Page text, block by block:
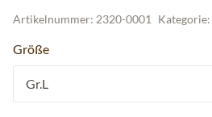
Artikelnummer: 2320-0001 Kategorie:
Größe
Gr.L